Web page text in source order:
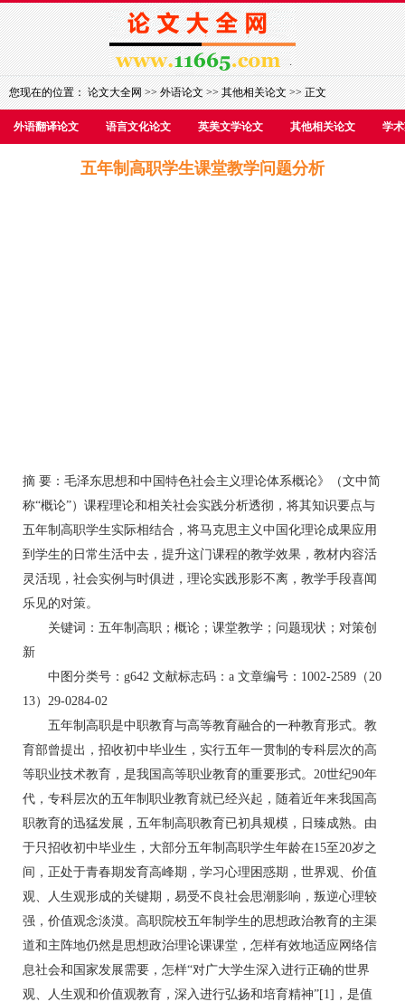
您现在的位置：论文大全网>>外语论文>>其他相关论文>> 正文
外语翻译论文 语言文化论文 英美文学论文 其他相关论文 学
五年制高职学生课堂教学问题分析
摘 要：毛泽东思想和中国特色社会主义理论体系概论》（文中简
称“概论”）课程理论和相关社会实践分析透彻，将其知识要点与
五年制高职学生实际相结合，将马克思主义中国化理论成果应用
到学生的日常生活中去，提升这门课程的教学效果，教材内容活
灵活现，社会实例与时俱进，理论实践形影不离，教学手段喜闻
乐见的对策。
关键词：五年制高职；概论；课堂教学；问题现状；对策创
新
中图分类号：g642 文献标志码：a 文章编号：1002-2589（20
13）29-0284-02
五年制高职是中职教育与高等教育融合的一种教育形式。教
育部曾提出，招收初中毕业生，实行五年一贯制的专科层次的高
等职业技术教育，是我国高等职业教育的重要形式。20世纪90年
代，专科层次的五年制职业教育就已经兴起，随着近年来我国高
职教育的迅猛发展，五年制高职教育已初具规模，日臻成熟。由
于只招收初中毕业生，大部分五年制高职学生年龄在15至20岁之
间，正处于青春期发育高峰期，学习心理困惑期，世界观、价值
观、人生观形成的关键期，易受不良社会思潮影响，叛逆心理较
强，价值观念淡漠。高职院校五年制学生的思想政治教育的主渠
道和主阵地仍然是思想政治理论课课堂，怎样有效地适应网络信
息社会和国家发展需要，怎样“对广大学生深入进行正确的世界
观、人生观和价值观教育，深入进行弘扬和培育精神”[1]，是值